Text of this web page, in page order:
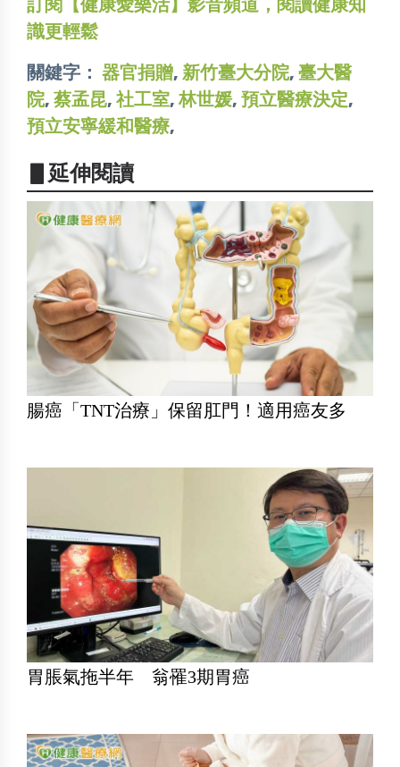
識更輕鬆
關鍵字： 器官捐贈, 新竹臺大分院, 臺大醫
院, 蔡孟昆, 社工室,林世媛, 預立醫療決定,
預立安寧緩和醫療,
▋延伸閱讀
腸癌「TNT治療」保留肛門！適用癌友多
胃脹氣拖半年 翁罹3期胃癌